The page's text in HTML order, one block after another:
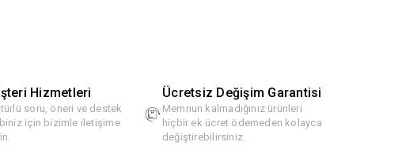
Hizmetleri
türlü soru, öneri ve destek
için bizimle iletişime
Ücretsiz Değişim Garantisi
Memnun kalmadığınız ürünleri
hiçbir ek ücret ödemeden kolayca
değiştirebilirsiniz.